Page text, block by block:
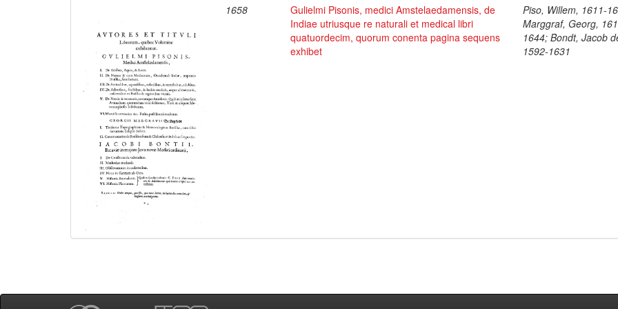
1658
Gulielmi Pisonis, medici Amstelaedamensis, de
Indiae utriusque re naturali et medical libri
quatuordecim, quorum conenta pagina sequens
exhibet
Piso, Willem, 1611-
Marggraf, Georg,
1644; Bondt, Jacob
1592-1631